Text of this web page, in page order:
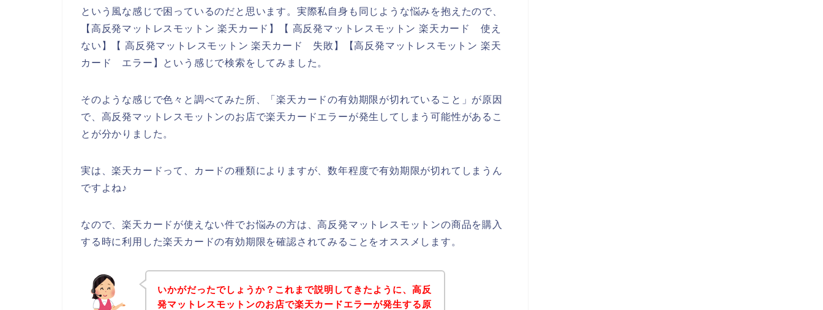
という風な感じで困っているのだと思います。実際私自身も同じような悩みを抱えたので、
【高反発マットレスモットン 楽天カード】【 高反発マットレスモットン 楽天カード 使え
ない】【 高反発マットレスモットン 楽天カード 失敗】【高反発マットレスモットン 楽天
カード エラー】という感じで検索をしてみました。
そのような感じで色々と調べてみた所、「楽天カードの有効期限が切れていること」が原因
で、高反発マットレスモットンのお店で楽天カードエラーが発生してしまう可能性があるこ
とが分かりました。
実は、楽天カードって、カードの種類によりますが、数年程度で有効期限が切れてしまうん
ですよね♪
なので、楽天カードが使えない件でお悩みの方は、高反発マットレスモットンの商品を購入
する時に利用した楽天カードの有効期限を確認されてみることをオススメします。
いかがだったでしょうか？これまで説明してきたように、高反
発マットレスモットンのお店で楽天カードエラーが発生する原